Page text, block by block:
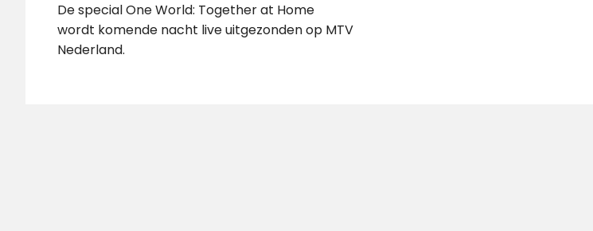
De special One World: Together at Home
wordt komende nacht live uitgezonden op MTV
Nederland.